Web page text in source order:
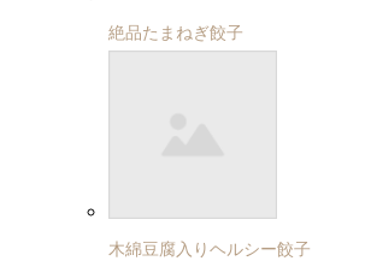
絶品たまねぎ餃子
木綿豆腐入りヘルシー餃子